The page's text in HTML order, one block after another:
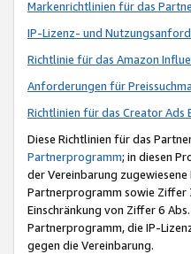
Markenrichtlinien für das
IP-Lizenz- und
Richtlinie für das Amazon
Anforderungen für
Richtlinien für das Creator Ads
Diese Richtlinien für das
Partnerprogramm; in diesen
der Vereinbarung
Partnerprogramm sowie Ziffer
Einschränkung von Ziffer 6
Partnerprogramm, die IP-
gegen die Vereinbarung.